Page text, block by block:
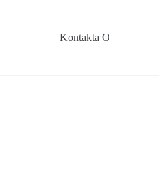
Kontakta Oss